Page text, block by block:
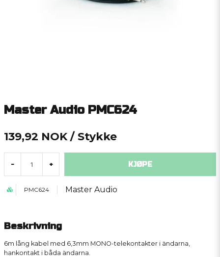
Master Audio PMC624
139,92 NOK / Stykke
- + KJØPE
PMC624 Master Audio
Beskrivning
6m lång kabel med 6,3mm MONO-telekontakter i ändarna,
hankontakt i båda ändarna.